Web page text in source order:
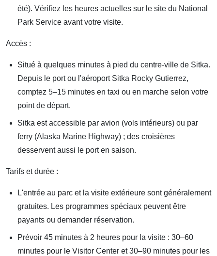
été). Vérifiez les heures actuelles sur le site du National
Park Service avant votre visite.
Accès :
Situé à quelques minutes à pied du centre-ville de Sitka.
Depuis le port ou l'aéroport Sitka Rocky Gutierrez,
comptez 5–15 minutes en taxi ou en marche selon votre
point de départ.
Sitka est accessible par avion (vols intérieurs) ou par
ferry (Alaska Marine Highway) ; des croisières
desservent aussi le port en saison.
Tarifs et durée :
L'entrée au parc et la visite extérieure sont généralement
gratuites. Les programmes spéciaux peuvent être
payants ou demander réservation.
Prévoir 45 minutes à 2 heures pour la visite : 30–60
minutes pour le Visitor Center et 30–90 minutes pour les